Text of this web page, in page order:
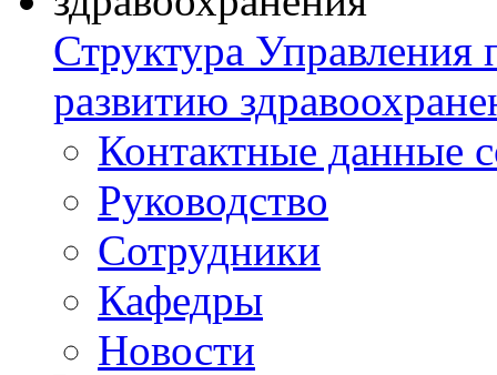
Структура
развитию
Контактные данные
Руководство
Сотрудники
Кафедры
Новости